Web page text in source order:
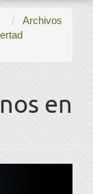
Archivos
en